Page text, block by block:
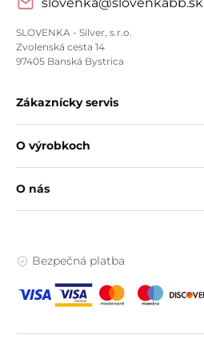
SLOVENKA - Silver, s.r.o.
Zvolenská cesta 14
97405 Banská Bystrica
Zákaznícky servis
O výrobkoch
O nás
Bezpečná platba